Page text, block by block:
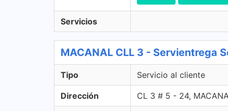
Servicios
MACANAL CLL 3 - Servientrega
Tipo Servicio al cliente
Dirección CL 3 # 5 - 24,